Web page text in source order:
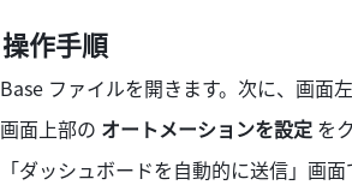
操作手順
Base ファイルを開きます。次に、画面
画面上部の オートメーションを設定 を
「ダッシュボードを自動的に送信」画面